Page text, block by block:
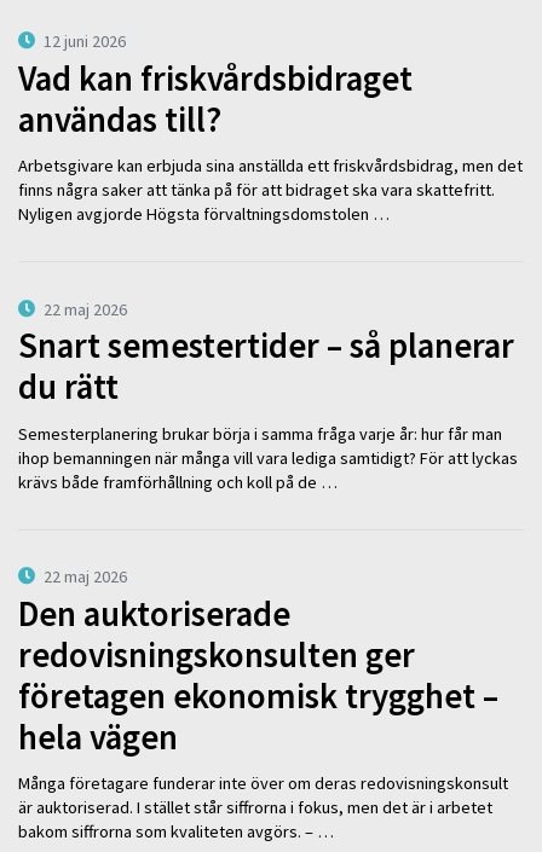
12 juni 2026
Vad kan friskvårdsbidraget
användas till?
Arbetsgivare kan erbjuda sina anställda ett friskvårdsbidrag, men det
finns några saker att tänka på för att bidraget ska vara skattefritt.
Nyligen avgjorde Högsta förvaltningsdomstolen …
22 maj 2026
Snart semestertider – så planerar
du rätt
Semesterplanering brukar börja i samma fråga varje år: hur får man
ihop bemanningen när många vill vara lediga samtidigt? För att lyckas
krävs både framförhållning och koll på de …
22 maj 2026
Den auktoriserade
redovisningskonsulten ger
företagen ekonomisk trygghet –
hela vägen
Många företagare funderar inte över om deras redovisningskonsult
är auktoriserad. I stället står siffrorna i fokus, men det är i arbetet
bakom siffrorna som kvaliteten avgörs. – …